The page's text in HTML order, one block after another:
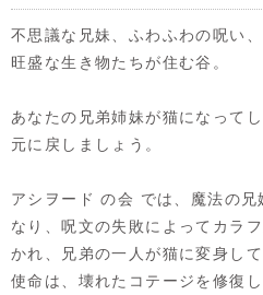
不思議な兄妹、ふわふわの呪い
旺盛な生き物たちが住む谷。
あなたの兄弟姉妹が猫になって
元に戻しましょう。
アシヲード の会 では、魔法の兄
なり、呪文の失敗によってカラ
かれ、兄弟の一人が猫に変身し
使命は、壊れたコテージを修復